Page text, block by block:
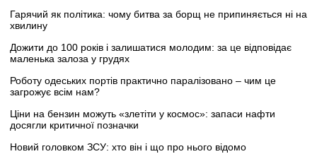
Гарячий як політика: чому битва за борщ не припиняється ні на
хвилину
Дожити до 100 років і залишатися молодим: за це відповідає
маленька залоза у грудях
Роботу одеських портів практично паралізовано – чим це
загрожує всім нам?
Ціни на бензин можуть «злетіти у космос»: запаси нафти
досягли критичної позначки
Новий головком ЗСУ: хто він і що про нього відомо